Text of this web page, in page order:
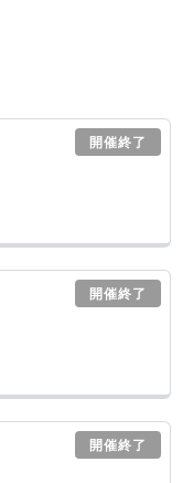
開催終了
開催終了
開催終了